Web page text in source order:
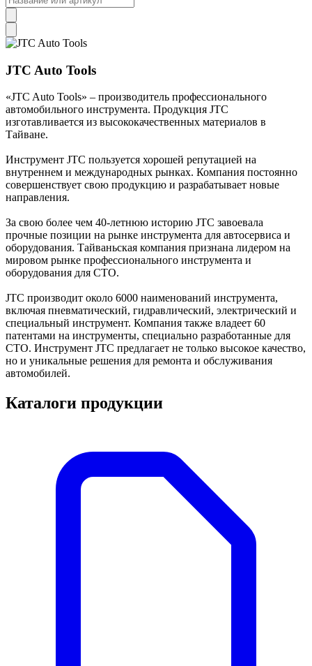
JTC Auto Tools
«JTC Auto Tools» – производитель профессионального
автомобильного инструмента. Продукция JTC
изготавливается из высококачественных материалов в
Тайване.
Инструмент JTC пользуется хорошей репутацией на
внутреннем и международных рынках. Компания постоянно
совершенствует свою продукцию и разрабатывает новые
направления.
За свою более чем 40-летнюю историю JTC завоевала
прочные позиции на рынке инструмента для автосервиса и
оборудования. Тайваньская компания признана лидером на
мировом рынке профессионального инструмента и
оборудования для СТО.
JTC производит около 6000 наименований инструмента,
включая пневматический, гидравлический, электрический и
специальный инструмент. Компания также владеет 60
патентами на инструменты, специально разработанные для
СТО. Инструмент JTC предлагает не только высокое качество,
но и уникальные решения для ремонта и обслуживания
автомобилей.
Каталоги продукции